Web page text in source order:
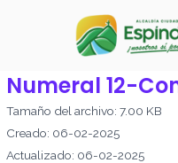
Numeral 12-
Tamaño del archivo: 7.00 KB
Creado: 06-02-2025
Actualizado: 06-02-2025